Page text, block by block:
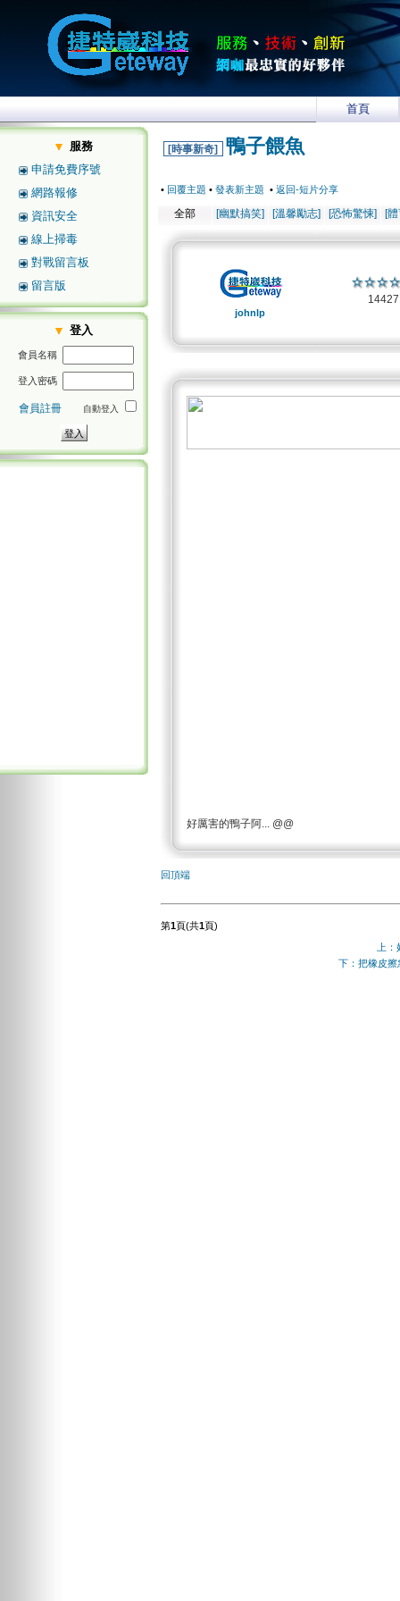
首頁
服務
申請免費序號
網路報修
資訊安全
線上掃毒
對戰留言板
留言版
登入
會員名稱
登入密碼
會員註冊 自動登入
[時事新奇] 鴨子餵魚
• 回覆主題 • 發表新主題 • 返回-短片分享
全部 [幽默搞笑] [溫馨勵志] [恐怖驚悚] [
johnlp
好厲害的鴨子阿... @@
回頂端
第1頁(共1頁)
上
下：把橡皮擦